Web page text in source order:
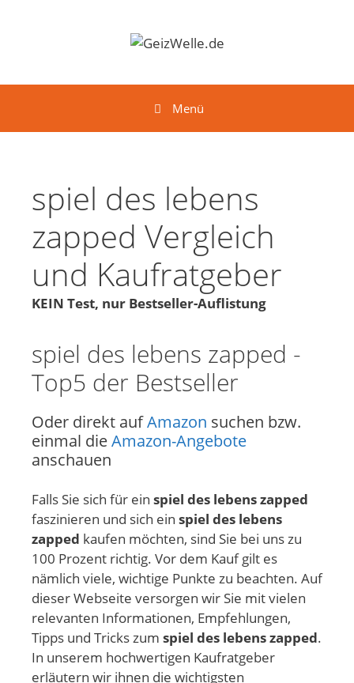
Menü
spiel des lebens
zapped Vergleich
und Kaufratgeber
KEIN Test, nur Bestseller-Auflistung
spiel des lebens zapped -
Top5 der Bestseller
Oder direkt aufAmazon suchen bzw.
einmal dieAmazon-Angebote
anschauen
Falls Sie sich für ein spiel des lebens zapped
faszinieren und sich ein spiel des lebens
zapped kaufen möchten, sind Sie bei uns zu
100 Prozent richtig. Vor dem Kauf gilt es
nämlich viele, wichtige Punkte zu beachten. Auf
dieser Webseite versorgen wir Sie mit vielen
relevanten Informationen, Empfehlungen,
Tipps und Tricks zum spiel des lebens zapped.
In unserem hochwertigen Kaufratgeber
erläutern wir ihnen die wichtigsten